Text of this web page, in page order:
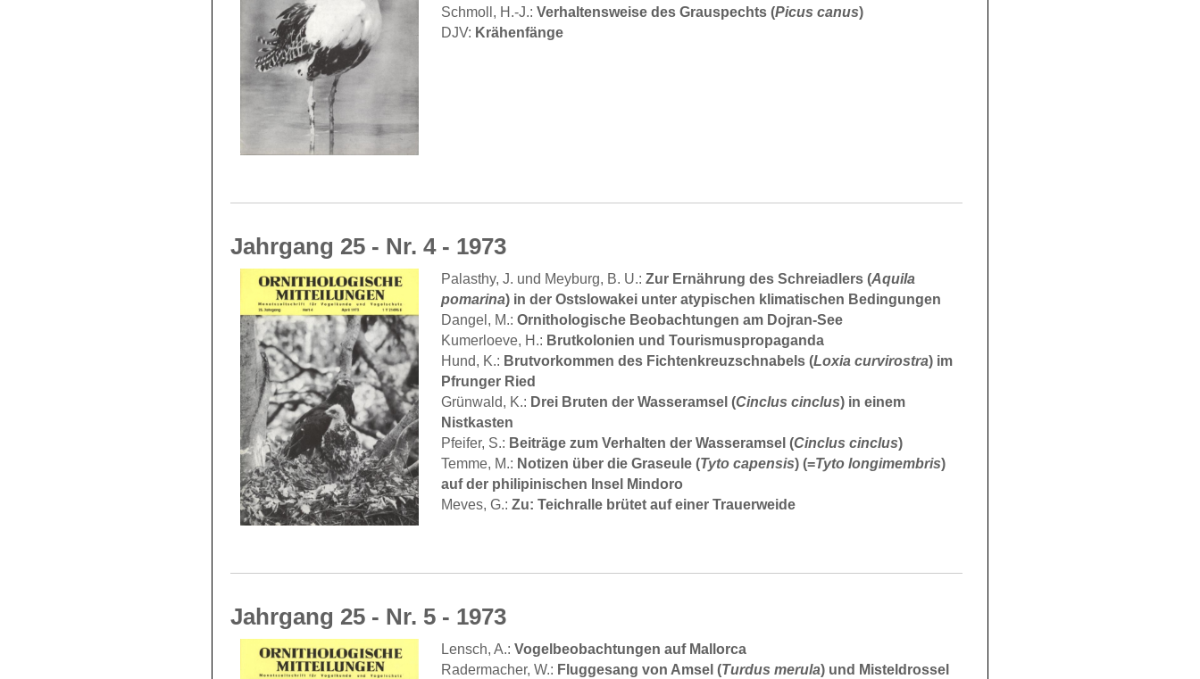
Schmoll, H.-J.: Verhaltensweise des Grauspechts (Picus canus)
DJV: Krähenfänge
Jahrgang 25 - Nr. 4 - 1973
Palasthy, J. und Meyburg, B. U.: Zur Ernährung des Schreiadlers (Aquila
pomarina) in der Ostslowakei unter atypischen klimatischen Bedingungen
Dangel, M.: Ornithologische Beobachtungen am Dojran-See
Kumerloeve, H.: Brutkolonien und Tourismuspropaganda
Hund, K.: Brutvorkommen des Fichtenkreuzschnabels (Loxia curvirostra) im
Pfrunger Ried
Grünwald, K.: Drei Bruten der Wasseramsel (Cinclus cinclus) in einem
Nistkasten
Pfeifer, S.: Beiträge zum Verhalten der Wasseramsel (Cinclus cinclus)
Temme, M.: Notizen über die Graseule (Tyto capensis) (=Tyto longimembris)
auf der philipinischen Insel Mindoro
Meves, G.: Zu: Teichralle brütet auf einer Trauerweide
Jahrgang 25 - Nr. 5 - 1973
Lensch, A.: Vogelbeobachtungen auf Mallorca
Radermacher, W.: Fluggesang von Amsel (Turdus merula) und Misteldrossel